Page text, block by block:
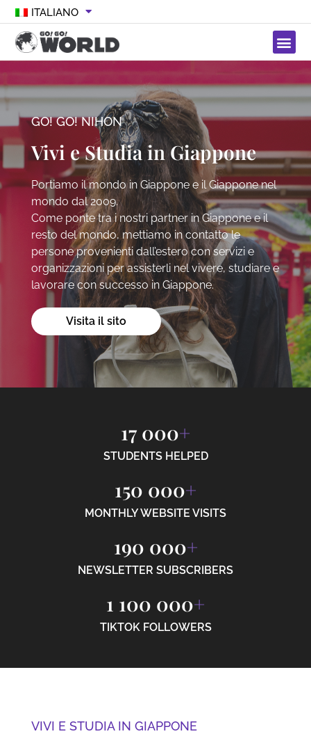
ITALIANO
GO! GO! NIHON
Vivi e Studia in Giappone
Portiamo il mondo in Giappone e il Giappone nel
mondo dal 2009.
Come ponte tra i nostri partner in Giappone e il
resto del mondo, mettiamo in contatto le
persone provenienti dall’estero con servizi e
organizzazioni per assisterli nel vivere, studiare e
lavorare con successo in Giappone.
Visita il sito
STUDENTS HELPED
17 000+
MONTHLY WEBSITE VISITS
150 000+
NEWSLETTER SUBSCRIBERS
190 000+
TIKTOK FOLLOWERS
1 100 000+
VIVI E STUDIA IN GIAPPONE